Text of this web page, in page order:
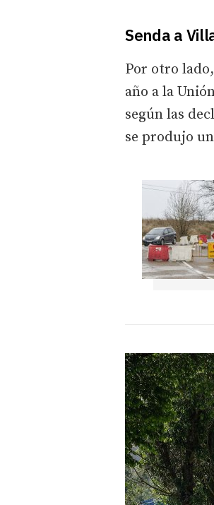
Senda a
Por otro
año a la
según las
se produjo